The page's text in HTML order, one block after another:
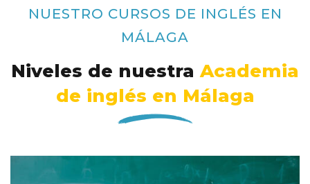
NUESTRO CURSOS DE INGLÉS EN
MÁLAGA
Niveles de nuestraAcademia
de inglés en Málaga